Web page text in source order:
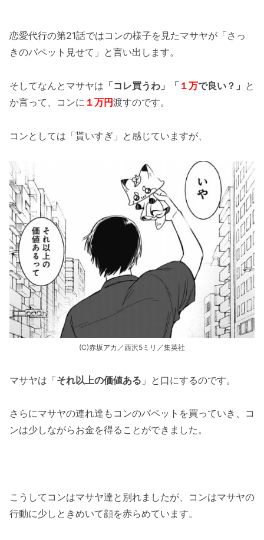
恋愛代行の第21話ではコンの様子を見たマサヤが「さっ
きのパペット見せて」と言い出します。
そしてなんとマサヤは 「コレ買うわ」「 １万で良い？」 と
か言って、コンに １万円渡すのです。
コンとしては「貰いすぎ」と感じていますが、
(C)赤坂アカ／西沢5ミリ／集英社
マサヤは「それ以上の価値ある 」と口にするのです。
さらにマサヤの連れ達もコンのパペットを買っていき、コ
ンは少しながらお金を得ることができました。
こうしてコンはマサヤ達と別れましたが、コンはマサヤの
行動に少しときめいて顔を赤らめています。